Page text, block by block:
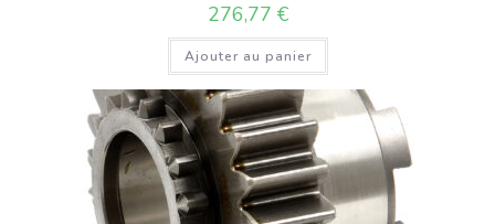
276,77 €
Ajouter au panier